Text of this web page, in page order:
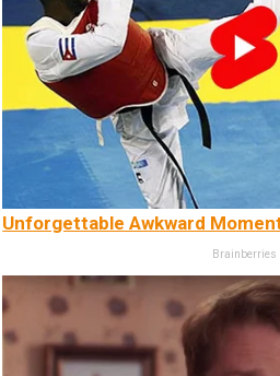
Unforgettable Awkward
Brainberries